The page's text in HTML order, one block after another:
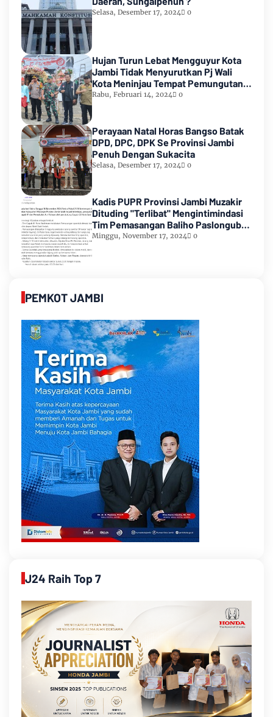
Selasa, Desember 17, 2024 0
Hujan Turun Lebat Mengguyur Kota
Jambi Tidak Menyurutkan Pj Wali
Kota Meninjau Tempat Pemungutan
Suara Pemilu 2024
Rabu, Februari 14, 2024 0
Perayaan Natal Horas Bangso Batak
DPD, DPC, DPK Se Provinsi Jambi
Penuh Dengan Sukacita
Selasa, Desember 17, 2024 0
Kadis PUPR Provinsi Jambi Muzakir
Dituding "Terlibat" Mengintimindasi
Tim Pemasangan Baliho Paslongub
Romi-Sudirman
Minggu, November 17, 2024 0
PEMKOT JAMBI
J24 Raih Top 7